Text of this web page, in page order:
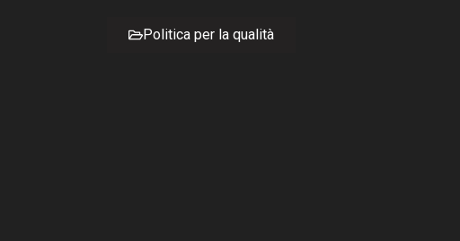
Politica per la qualità